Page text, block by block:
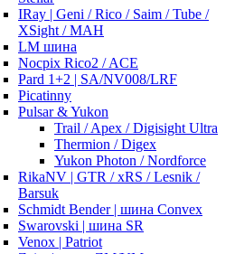
IRay | Geni / Rico / Saim / Tube /
XSight / MAH
LM шина
Nocpix Rico2 / ACE
Pard 1+2 | SA/NV008/LRF
Picatinny
Pulsar & Yukon
Trail / Apex / Digisight Ultra
Thermion / Digex
Yukon Photon / Nordforce
RikaNV | GTR / xRS / Lesnik /
Barsuk
Schmidt Bender | шина Convex
Swarovski | шина SR
Venox | Patriot